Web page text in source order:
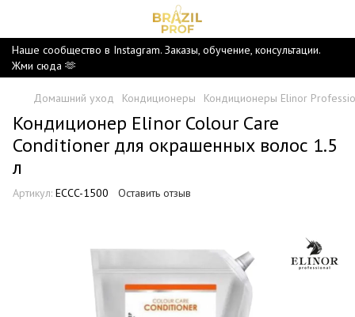
Наше сообщество в Instagram. Заказы, обучение, консультации.
Жми сюда 🫶
Домашний уход Кондиционеры Кондиционеры Elinor
Кондиционер Elinor Colour Care
Conditioner для окрашенных волос 1.5
л
Артикул: ECCC-1500 Оставить отзыв